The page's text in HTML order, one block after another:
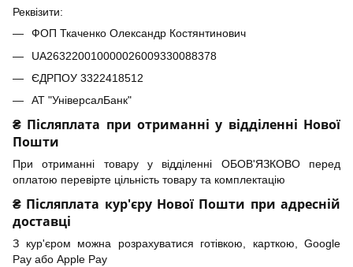
Реквізити:
ФОП Ткаченко Олександр Костянтинович
UA263220010000026009330088378
ЄДРПОУ 3322418512
АТ "УніверсалБанк"
₴ Післяплата при отриманні у відділенні Нової
Пошти
При отриманні товару у відділенні ОБОВ'ЯЗКОВО перед
оплатою перевірте цільність товару та комплектацію
₴ Післяплата кур'єру Нової Пошти при адресній
доставці
З кур'єром можна розрахуватися готівкою, карткою, Google
Pay або Apple Pay